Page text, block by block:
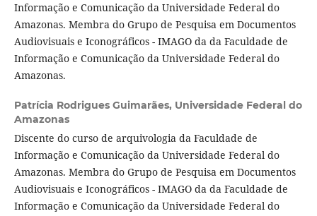
Informação e Comunicação da Universidade Federal do
Amazonas. Membra do Grupo de Pesquisa em Documentos
Audiovisuais e Iconográficos - IMAGO da da Faculdade de
Informação e Comunicação da Universidade Federal do
Amazonas.
Patrícia Rodrigues Guimarães, Universidade Federal do
Amazonas
Discente do curso de arquivologia da Faculdade de
Informação e Comunicação da Universidade Federal do
Amazonas. Membra do Grupo de Pesquisa em Documentos
Audiovisuais e Iconográficos - IMAGO da da Faculdade de
Informação e Comunicação da Universidade Federal do